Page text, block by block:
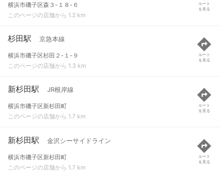
横浜市磯子区森３-１８-６
このページの店舗から 1.2 km
ルート
を見る
杉田駅 京急本線
横浜市磯子区杉田２-１-９
このページの店舗から 1.3 km
ルート
を見る
新杉田駅 JR根岸線
横浜市磯子区新杉田町
このページの店舗から 1.7 km
ルート
を見る
新杉田駅 金沢シーサイドライン
横浜市磯子区新杉田町
このページの店舗から 1.7 km
ルート
を見る